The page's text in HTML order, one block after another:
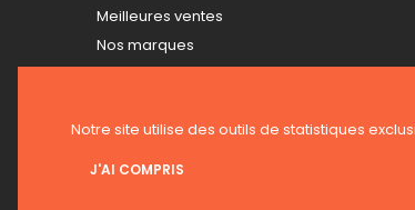
Meilleures ventes
Nos marques
Notre site utilise des outils de statistiques
J'AI COMPRIS